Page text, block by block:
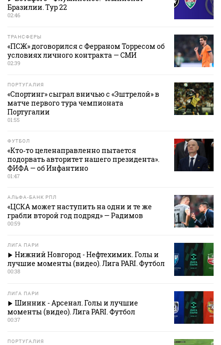
Бразилии. Тур 22
02:46
ТРАНСФЕРЫ
«ПСЖ» договорился с Ферраном Торресом об
условиях личного контракта — СМИ
02:39
ПОРТУГАЛИЯ
«Спортинг» сыграл вничью с «Эштрелой» в
матче первого тура чемпионата
Португалии
01:55
ФУТБОЛ
«Кто‑то целенаправленно пытается
подорвать авторитет нашего президента».
ФИФА — об Инфантино
01:47
АЛЬФА-БАНК РПЛ
«ЦСКА может наступить на одни и те же
грабли второй год подряд» — Радимов
00:59
ЛИГА ПАРИ
Нижний Новгород - Нефтехимик. Голы и
лучшие моменты (видео). Лига PARI. Футбол
00:38
ЛИГА ПАРИ
Шинник - Арсенал. Голы и лучшие
моменты (видео). Лига PARI. Футбол
00:37
ПОРТУГАЛИЯ